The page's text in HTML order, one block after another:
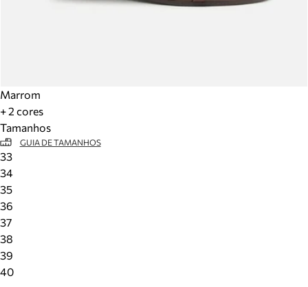
Marrom
+ 2 cores
Tamanhos
GUIA DE TAMANHOS
33
34
35
36
37
38
39
40